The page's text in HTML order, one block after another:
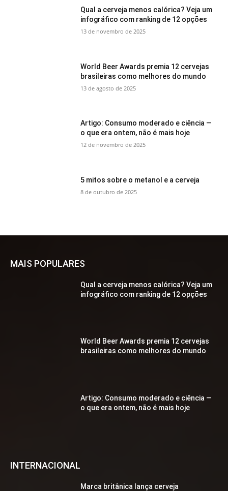
Qual a cerveja menos calórica? Veja um
infográfico com ranking de 12 opções
13 de novembro de 2025
World Beer Awards premia 12 cervejas
brasileiras como melhores do mundo
13 de agosto de 2025
Artigo: Consumo moderado e ciência —
o que era ontem, não é mais hoje
12 de novembro de 2025
5 mitos sobre o metanol e a cerveja
8 de outubro de 2025
MAIS POPULARES
Qual a cerveja menos calórica? Veja um
infográfico com ranking de 12 opções
World Beer Awards premia 12 cervejas
brasileiras como melhores do mundo
Artigo: Consumo moderado e ciência —
o que era ontem, não é mais hoje
INTERNACIONAL
Marca britânica lança cerveja